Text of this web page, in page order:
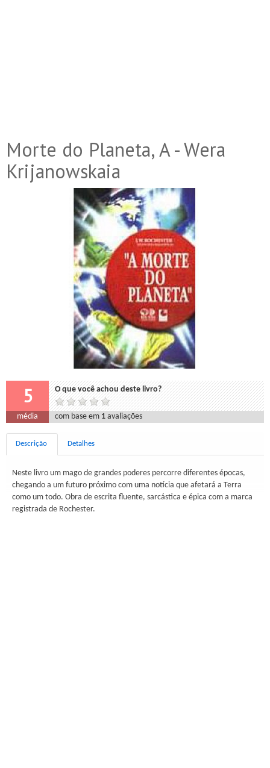
Morte do Planeta, A - Wera
Krijanowskaia
5 O que você achou deste livro?
média com base em 1 avaliações
Descrição Detalhes
Neste livro um mago de grandes poderes percorre diferentes épocas,
chegando a um futuro próximo com uma notícia que afetará a Terra
como um todo. Obra de escrita fluente, sarcástica e épica com a marca
registrada de Rochester.